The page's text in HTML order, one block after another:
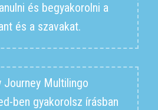
és begyakorolni a
és a szavakat.
Journey Multilingo
ben gyakorolsz írásban